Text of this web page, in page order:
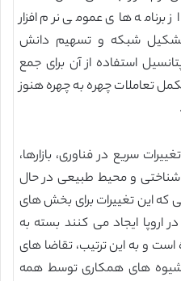
برنامه های عمومی نرم افزار
تشکیل شبکه و تسهیم دانش
استفاده از آن برای جمع
تعاملات چهره به چهره هنوز
سریع در فناوری، بازارها،
و محیط طبیعی در حال
این تغییرات برای بخش های
اروپا ایجاد می کنند بسته به
و به این ترتیب، تقاضا های
شیوه های همکاری توسط همه